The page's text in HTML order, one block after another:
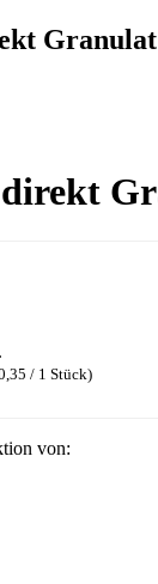
Granulat
/ 1 Stück)
von: